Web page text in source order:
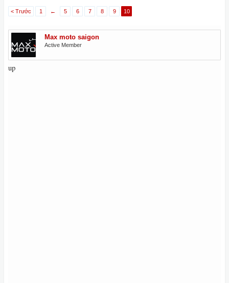
< Trước 1 ← 5 6 7 8 9 10
Max moto saigon
Active Member
up